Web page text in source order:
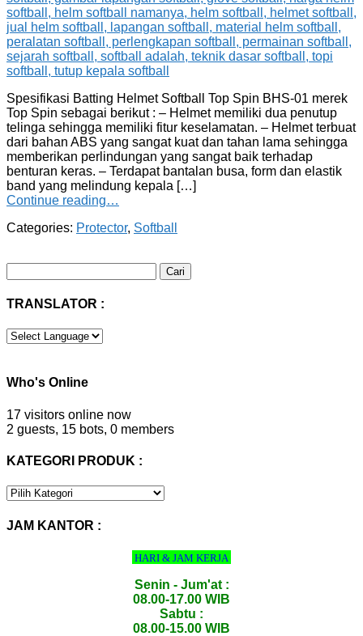
Spesifikasi Batting Helmet Softball Top Spin BHS-01 merek
Top Spin sebagai berikut : – Helmet memiliki dua penutup
telinga sehingga memiliki fitur keselamatan. – Helmet terbuat
dari bahan ABS yang sangat kuat dan tahan lama sehingga
memberikan perlindungan yang sangat baik terhadap
benturan keras. – Terdapat bantalan busa, form dan elastik
band yang melindung kepala […]
Continue reading…
Categories: Protector, Softball
untuk:
TRANSLATOR :
Who's Online
17 visitors online now
2 guests, 15 bots, 0 members
KATEGORI PRODUK :
KATEGORI
JAM KANTOR :
HARI & JAM KERJA
Senin - Jum'at :
08.00-17.00 WIB
Sabtu :
08.00-15.00 WIB